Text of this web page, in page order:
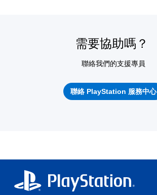
需要協助嗎？
聯絡我們的支援專員
聯絡 PlayStation 服務中心